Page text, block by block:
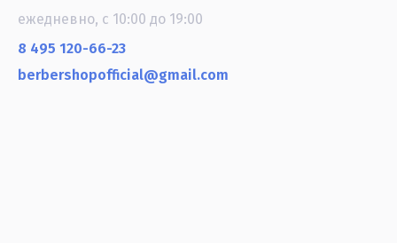
ежедневно, с 10:00 до 19:00
8 495 120-66-23
berbershopofficial@gmail.com